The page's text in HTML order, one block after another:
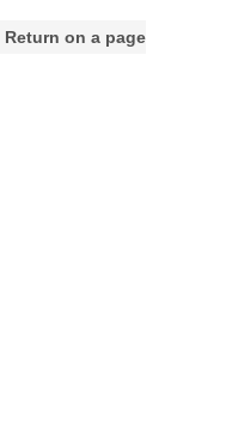
Return on a page